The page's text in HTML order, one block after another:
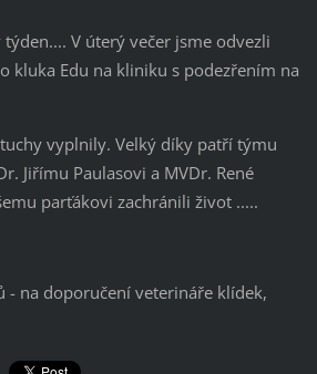
V úterý večer jsme odvezli
kluka Edu na kliniku s podezřením na
vyplnily. Velký díky patří týmu
Jiřímu Paulasovi a MVDr. René
parťákovi zachránili život .....
- na doporučení veterináře klídek,